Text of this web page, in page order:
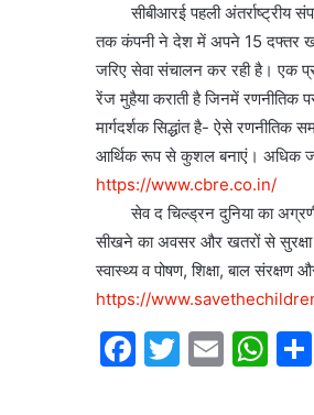
सीबीआरई पहली अंतर्राष्ट्रीय
तक कंपनी ने देश में अपने 15 दफ्तर
जरिए सेवा संचालन कर रही है। एक
रेंज मुहैया कराती है जिनमें रणनीतिक
मार्गदर्शक सिद्धांत है- ऐसे रणनीतिक
आर्थिक रूप से कुशल बनाएं। अधिक
https://www.cbre.co.in/
सेव द चिल्ड्रन दुनिया का
सीखने का अवसर और खतरों से सुरक्षा
स्वास्थ्य व पोषण, शिक्षा, बाल
https://
F
T
E
W